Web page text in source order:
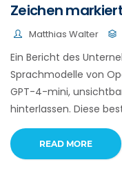
Zeichen
Matthias Walter
Ein Bericht des
Sprachmodelle von
GPT-4-mini,
hinterlassen. Diese
READ MORE